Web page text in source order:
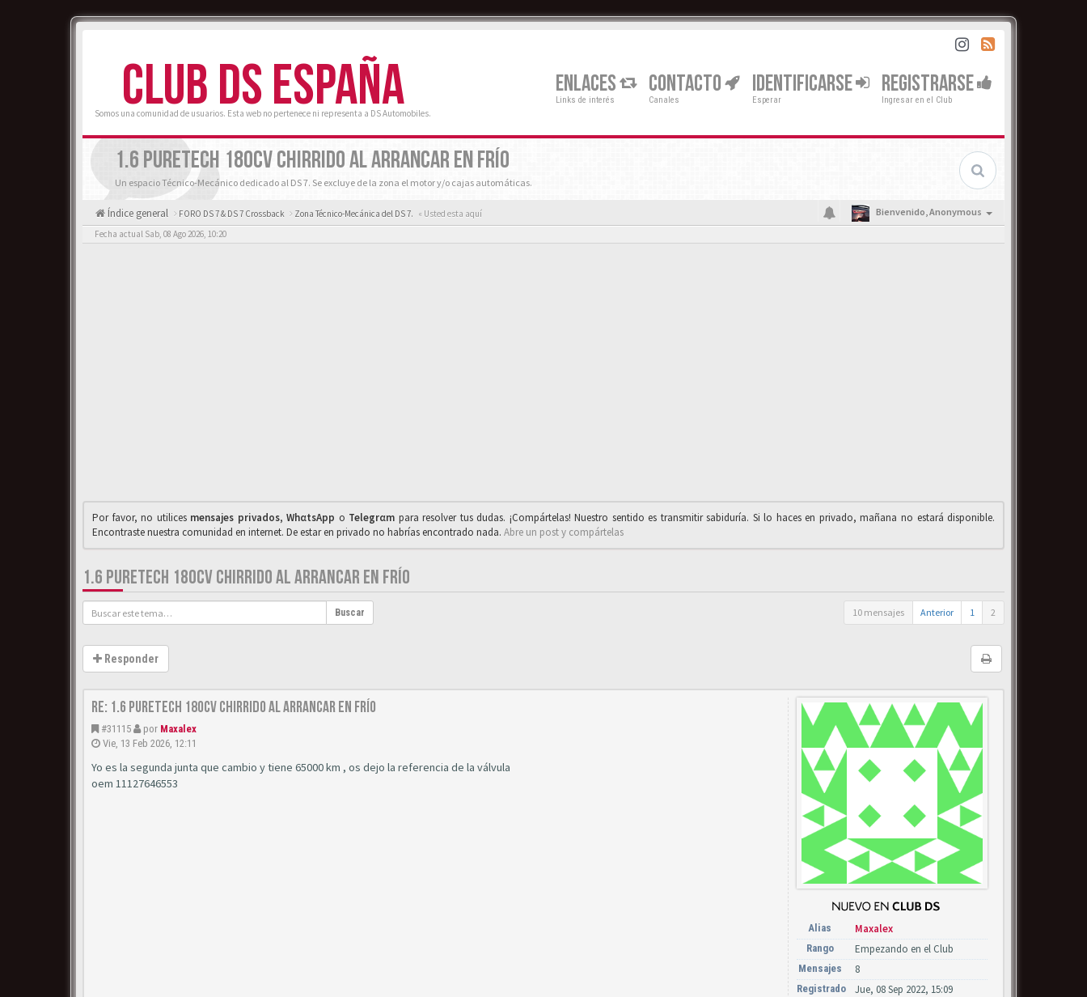
CLUB DS ESPAÑA
Somos una comunidad de usuarios. Esta web no pertenece ni representa a DS Automobiles.
ENLACES
Links de interés
CONTACTO
Canales
IDENTIFICARSE
Esperar
REGISTRARSE
Ingresar en el Club
1.6 PURETECH 180CV CHIRRIDO AL ARRANCAR EN FRÍO
Un espacio Técnico-Mecánico dedicado al DS 7. Se excluye de la zona el motor y/o cajas automáticas.
Índice general FORO DS 7 & DS 7 Crossback Zona Técnico-Mecánica del DS 7. « Usted esta aquí Bienvenido,Anonymous
Fecha actual Sab, 08 Ago 2026, 10:20
Por favor, no utilices mensajes privados,WhαtsApp o Telegrαm para resolver tus dudas. ¡Compártelas! Nuestro sentido es transmitir sabiduría. Si lo haces en privado, mañana no estará disponible.
Encontraste nuestra comunidad en internet. De estar en privado no habrías encontrado nada. Abre un post y compártelas
1.6 PURETECH 180CV CHIRRIDO AL ARRANCAR EN FRÍO
Buscar 10 mensajes Anterior 1 2
Responder
Re: 1.6 puretech 180cv chirrido al arrancar en frío
#31115 por Maxalex
Vie, 13 Feb 2026, 12:11
Yo es la segunda junta que cambio y tiene 65000 km , os dejo la referencia de la válvula
oem 11127646553
Alias Maxalex
Rango Empezando en el Club
Mensajes 8
Registrado Jue, 08 Sep 2022, 15:09